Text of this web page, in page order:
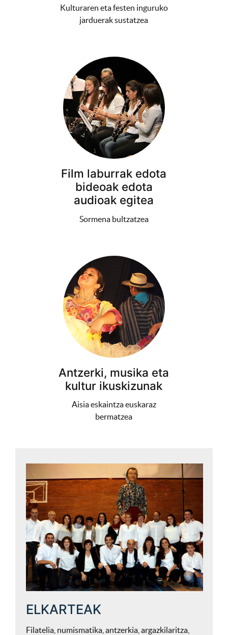
Kulturaren eta festen inguruko
jarduerak sustatzea
Film laburrak edota
bideoak edota
audioak egitea
Sormena bultzatzea
Antzerki, musika eta
kultur ikuskizunak
Aisia eskaintza euskaraz
bermatzea
ELKARTEAK
Filatelia, numismatika, antzerkia, argazkilaritza,